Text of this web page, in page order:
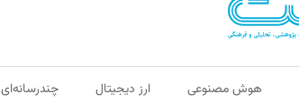
هوش مصنوعی ارز دیجیتال چندرسانه‌ای